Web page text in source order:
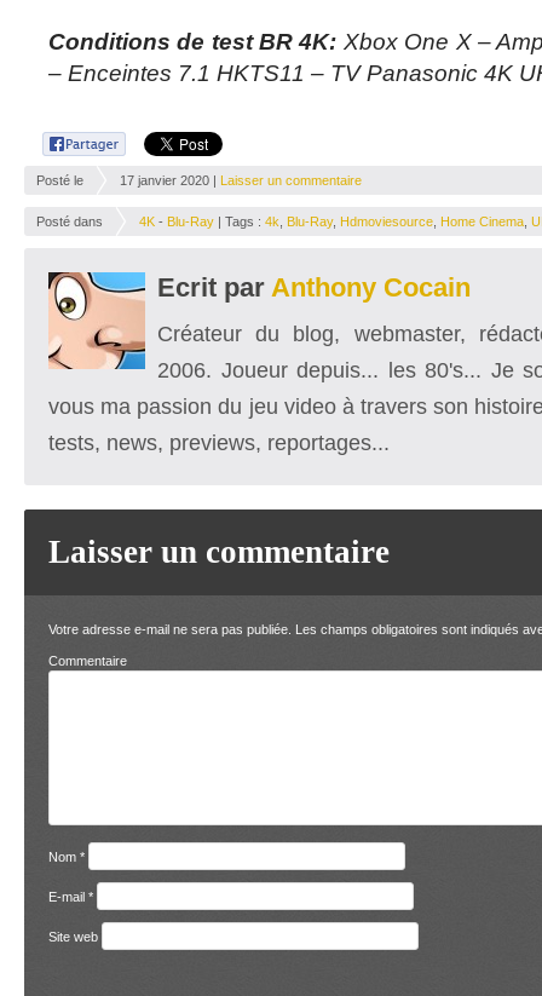
Conditions de test BR 4K: Xbox One X –
– Enceintes 7.1 HKTS11 – TV Panasonic 4K
Posté le 17 janvier 2020 | Laisser un commentaire
Posté dans 4K - Blu-Ray | Tags : 4k, Blu-Ray, Hdmoviesource, Home Cinema,
Ecrit par Anthony Cocain
Créateur du blog, webmaster,
2006. Joueur depuis... les 80's... Je
vous ma passion du jeu video à travers son
tests, news, previews, reportages...
Laisser un commentaire
Votre adresse e-mail ne sera pas publiée. Les champs obligatoires sont indiqués
Nom *
E-mail *
Site web